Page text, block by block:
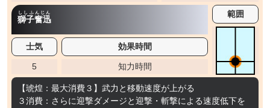
獅子奮迅
ししふんじん 範囲
士気 効果時間
5 知力時間
【琥煌：最大消費３】武力と移動速度が上がる
３消費：さらに迎撃ダメージと迎撃・斬撃による速度低下を